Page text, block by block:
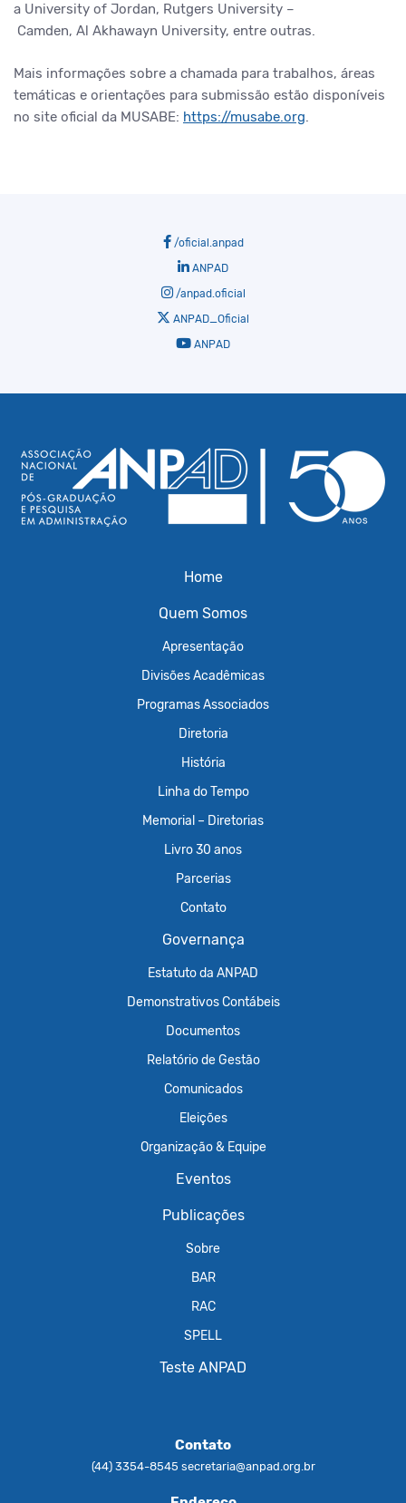
a University of Jordan, Rutgers University –
Camden, Al Akhawayn University, entre outras.
Mais informações sobre a chamada para trabalhos, áreas
temáticas e orientações para submissão estão disponíveis
no site oficial da MUSABE: https://musabe.org.
/oficial.anpad
ANPAD
/anpad.oficial
ANPAD_Oficial
ANPAD
Home
Quem Somos
Apresentação
Divisões Acadêmicas
Programas Associados
Diretoria
História
Linha do Tempo
Memorial – Diretorias
Livro 30 anos
Parcerias
Contato
Governança
Estatuto da ANPAD
Demonstrativos Contábeis
Documentos
Relatório de Gestão
Comunicados
Eleições
Organização & Equipe
Eventos
Publicações
Sobre
BAR
RAC
SPELL
Teste ANPAD
Contato
(44) 3354-8545 secretaria@anpad.org.br